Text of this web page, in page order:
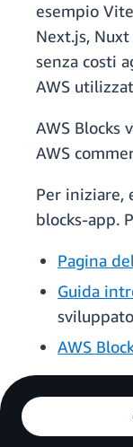
esempio
Next.js,
senza costi
AWS
AWS
AWS
Per iniziare,
blocks-app.
Pagina
Guida
AWS